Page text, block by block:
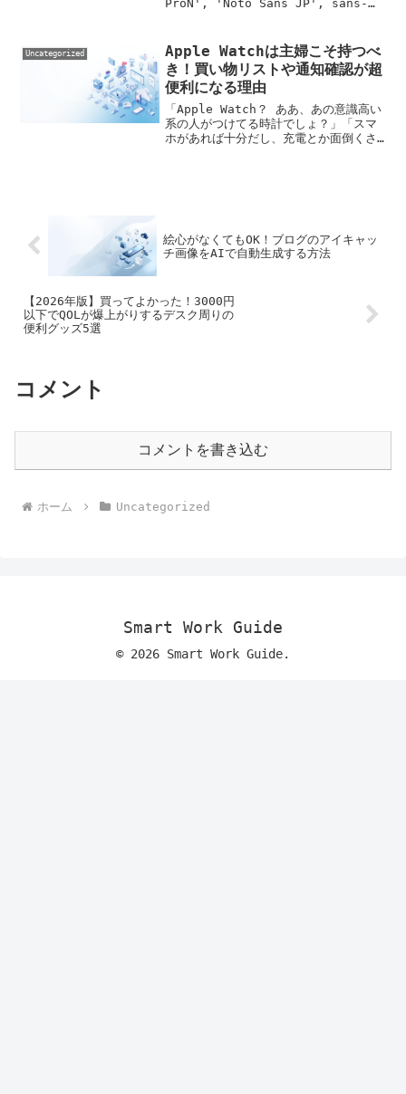
ProN', 'Noto Sans JP', sans-
Uncategorized
Apple Watchは主婦こそ持つべ
き！買い物リストや通知確認が超
便利になる理由
「Apple Watch？ ああ、あの意識高い
系の人がつけてる時計でしょ？」「スマ
ホがあれば十分だし、充電とか面倒くさ
絵心がなくてもOK！ブログのアイキャッ
チ画像をAIで自動生成する方法
【2026年版】買ってよかった！3000円
以下でQOLが爆上がりするデスク周りの
便利グッズ5選
コメント
コメントを書き込む
ホーム Uncategorized
Smart Work Guide
© 2026 Smart Work Guide.